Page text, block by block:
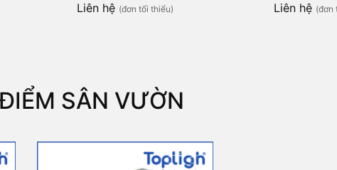
Liên hệ (đơn tối thiểu) Liên hệ (đơn
SÂN VƯỜN